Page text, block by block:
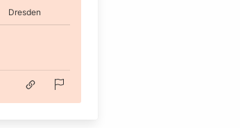
Dresden